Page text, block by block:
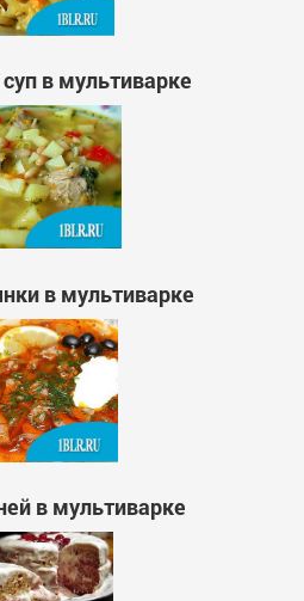
в мультиварке
в мультиварке
в мультиварке